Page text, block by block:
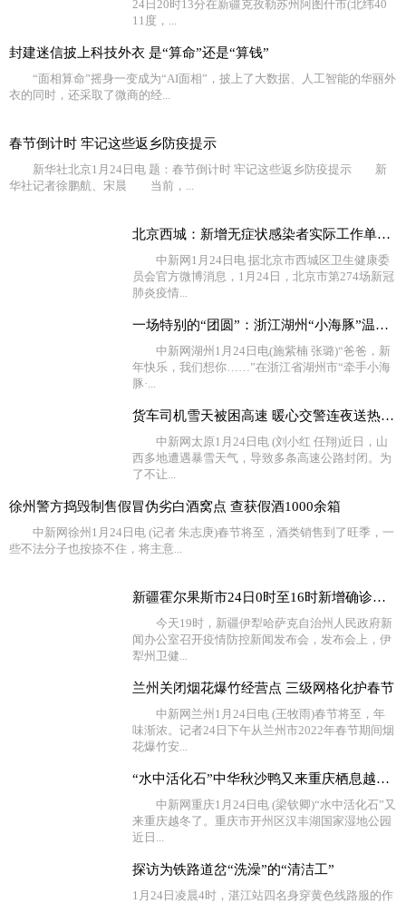
24日20时13分在新疆克孜勒苏州阿图什市(北纬40
11度，...
封建迷信披上科技外衣 是“算命”还是“算钱”
“面相算命”摇身一变成为“AI面相”，披上了大数据、人工智能的华丽外
衣的同时，还采取了微商的经...
春节倒计时 牢记这些返乡防疫提示
新华社北京1月24日电 题：春节倒计时 牢记这些返乡防疫提示 新
华社记者徐鹏航、宋晨 当前，...
北京西城：新增无症状感染者实际工作单位不在西城，相关
中新网1月24日电 据北京市西城区卫生健康委
员会官方微博消息，1月24日，北京市第274场新冠
肺炎疫情...
一场特别的“团圆”：浙江湖州“小海豚”温暖过新年
中新网湖州1月24日电(施紫楠 张璐)“爸爸，新
年快乐，我们想你……”在浙江省湖州市“牵手小海
豚·...
货车司机雪天被困高速 暖心交警连夜送热水食物
中新网太原1月24日电 (刘小红 任翔)近日，山
西多地遭遇暴雪天气，导致多条高速公路封闭。为
了不让...
徐州警方捣毁制售假冒伪劣白酒窝点 查获假酒1000余箱
中新网徐州1月24日电 (记者 朱志庚)春节将至，酒类销售到了旺季，一
些不法分子也按捺不住，将主意...
新疆霍尔果斯市24日0时至16时新增确诊病例4例 无症状感
今天19时，新疆伊犁哈萨克自治州人民政府新
闻办公室召开疫情防控新闻发布会，发布会上，伊
犁州卫健...
兰州关闭烟花爆竹经营点 三级网格化护春节
中新网兰州1月24日电 (王牧雨)春节将至，年
味渐浓。记者24日下午从兰州市2022年春节期间烟
花爆竹安...
“水中活化石”中华秋沙鸭又来重庆栖息越冬了
中新网重庆1月24日电 (梁钦卿)“水中活化石”又
来重庆越冬了。重庆市开州区汉丰湖国家湿地公园
近日...
探访为铁路道岔“洗澡”的“清洁工”
1月24日凌晨4时，湛江站四名身穿黄色线路服的作